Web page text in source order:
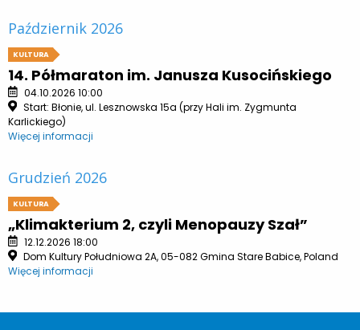
Październik 2026
KULTURA
14. Półmaraton im. Janusza Kusocińskiego
04.10.2026 10:00
Start: Błonie, ul. Lesznowska 15a (przy Hali im. Zygmunta
Karlickiego)
Więcej informacji
Grudzień 2026
KULTURA
„Klimakterium 2, czyli Menopauzy Szał”
12.12.2026 18:00
Dom Kultury Południowa 2A, 05-082 Gmina Stare Babice, Poland
Więcej informacji